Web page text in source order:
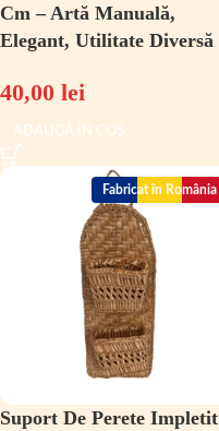
Cm – Artă Manuală,
Elegant, Utilitate Diversă
40,00 lei
ADAUGĂ ÎN COȘ
Fabricat în România
Suport De Perete Impletit